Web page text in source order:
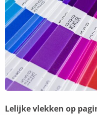
Lelijke vlekken op